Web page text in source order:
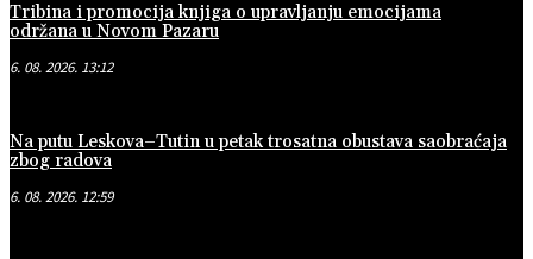
Tribina i promocija knjiga o upravljanju emocijama
održana u Novom Pazaru
6. 08. 2026. 13:12
Na putu Leskova–Tutin u petak trosatna obustava saobraćaja
zbog radova
6. 08. 2026. 12:59